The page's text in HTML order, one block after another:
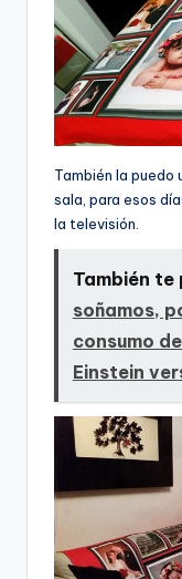
También la
sala, para esos
la televisión.
También te
soñamos,
consumo
Einstein